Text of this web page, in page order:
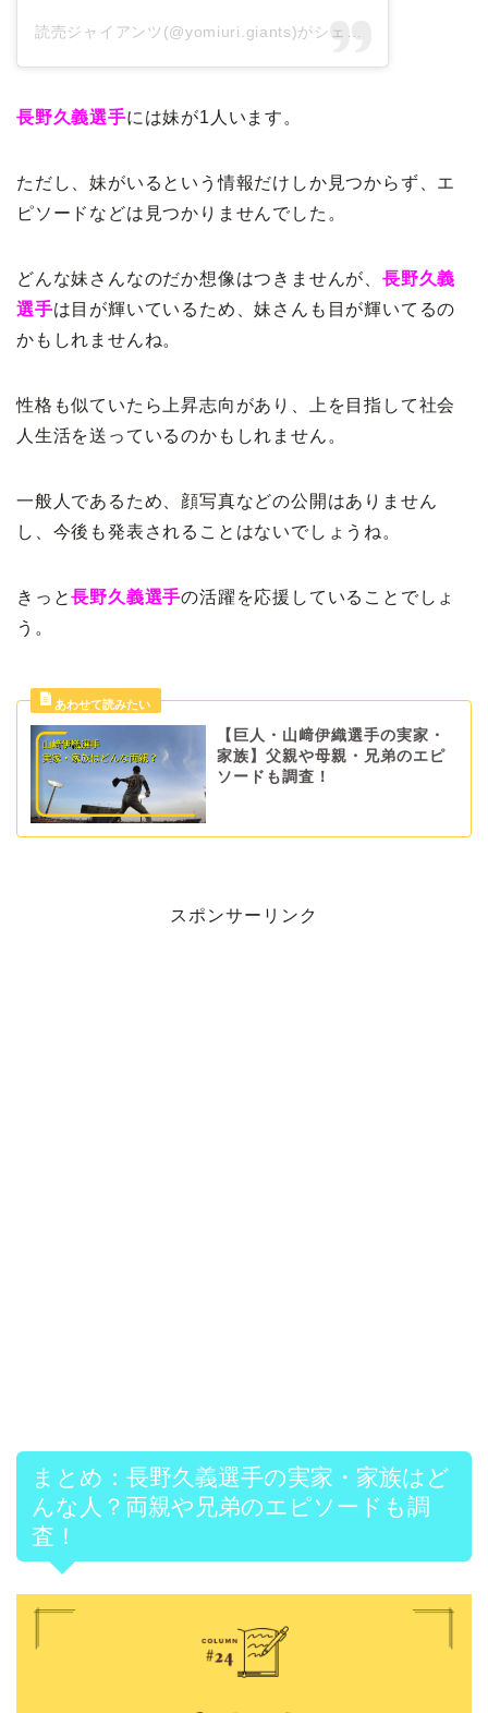
長野久義選手には妹が1人います。
ただし、妹がいるという情報だけしか見つからず、エ
ピソードなどは見つかりませんでした。
どんな妹さんなのだか想像はつきませんが、 長野久義
選手は目が輝いているため、妹さんも目が輝いてるの
かもしれませんね。
性格も似ていたら上昇志向があり、上を目指して社会
人生活を送っているのかもしれません。
一般人であるため、顔写真などの公開はありません
し、今後も発表されることはないでしょうね。
きっと長野久義選手の活躍を応援していることでしょ
う。
【巨人・山﨑伊織選手の実家・
家族】父親や母親・兄弟のエピ
ソードも調査！
スポンサーリンク
まとめ：長野久義選手の実家・家族はど
んな人？両親や兄弟のエピソードも調
査！